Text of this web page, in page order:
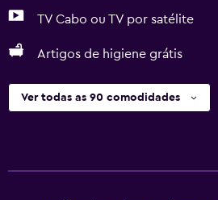
TV Cabo ou TV por satélite
Artigos de higiene grátis
Ver todas as 90 comodidades